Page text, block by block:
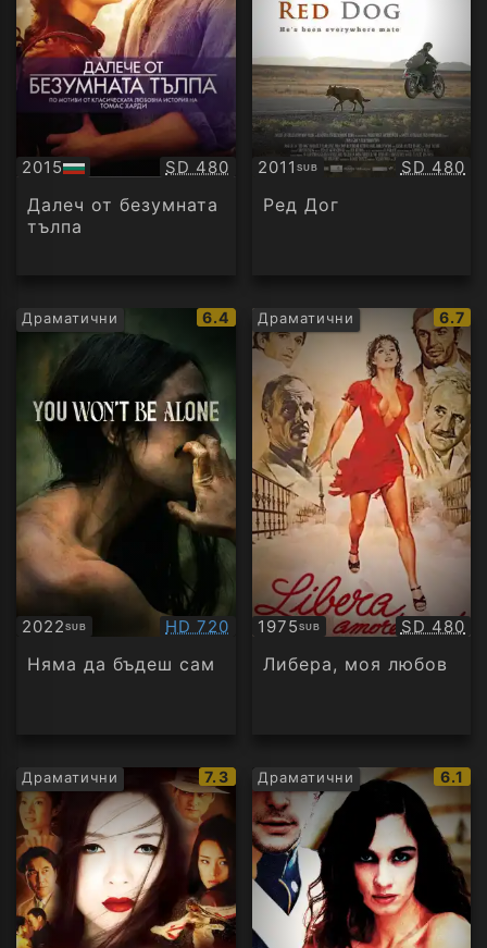
2015
БГ
аудио
Качество:
SD 480
Далеч от безумната
тълпа
2011 SUB
Субтитри SD 480
Ред Дог
Драматични
IMDb
рейтинг:
6.4
2022SUB
Субтитри Качество:
HD 720
Няма да бъдеш сам
Драматични
IMDb
6.7
1975SUB
Субтитри SD 480
Либера, моя любов
Драматични
IMDb
рейтинг:
7.3 Драматични
IMDb
6.1